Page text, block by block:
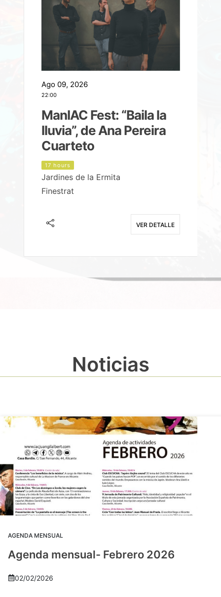
Ago 09, 2026
22:00
ManIAC Fest: “Baila la
lluvia”, de Ana Pereira
Cuarteto
17 hours
Jardines de la Ermita
Finestrat
VER DETALLE
Noticias
AGENDA MENSUAL
Agenda mensual- Febrero 2026
02/02/2026